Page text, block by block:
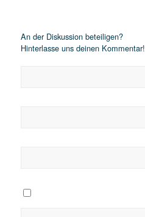
An der Diskussion beteiligen?
Hinterlasse uns deinen Kommentar!